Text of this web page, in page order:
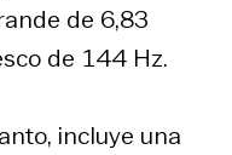
de 6,83
de 144 Hz.
incluye una